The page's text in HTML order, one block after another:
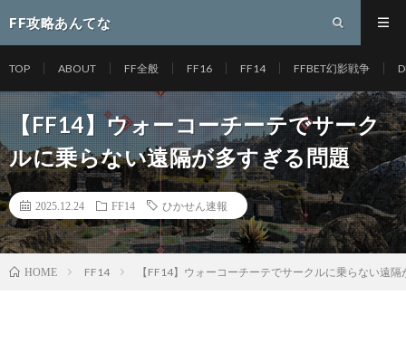
FF攻略あんてな
TOP ABOUT FF全般 FF16 FF14 FFBET幻影戦争
【FF14】ウォーコーチーテでサーク
ルに乗らない遠隔が多すぎる問題
2025.12.24 FF14 ひかせん速報
HOME FF14 【FF14】ウォーコーチーテでサークルに乗らない遠